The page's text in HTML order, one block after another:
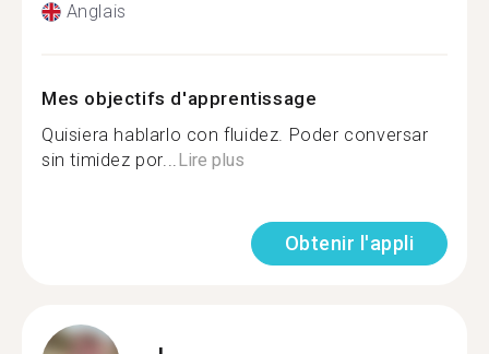
Anglais
Mes objectifs d'apprentissage
Quisiera hablarlo con fluidez. Poder conversar
sin timidez por...Lire plus
Obtenir l'appli